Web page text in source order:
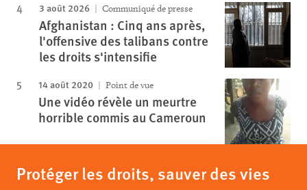
3 août 2026 Communiqué de presse
Afghanistan : Cinq ans après,
l'offensive des talibans contre
les droits s'intensifie
14 août 2020 Point de vue
Une vidéo révèle un meurtre
horrible commis au Cameroun
Protéger les droits, sauver des vies